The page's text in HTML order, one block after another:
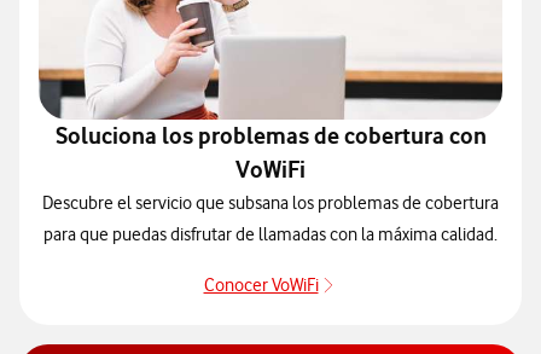
Soluciona los problemas de cobertura con
VoWiFi
Descubre el servicio que subsana los problemas de cobertura
para que puedas disfrutar de llamadas con la máxima calidad.
Conocer VoWiFi